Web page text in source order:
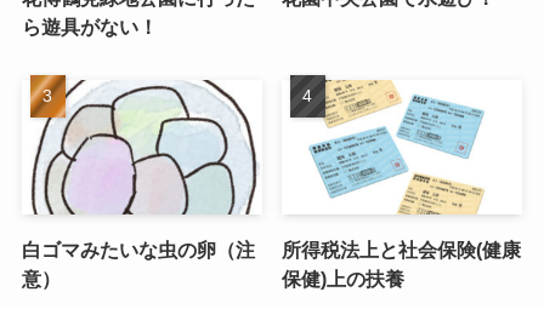
ら遊具がない！
白ゴマみたいな虫の卵（注
意）
所得税法上と社会保険(健康
保健)上の扶養